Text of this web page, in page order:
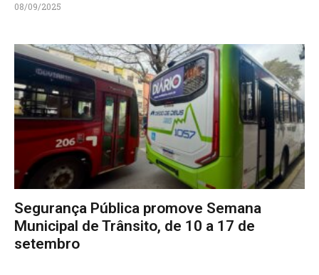
08/09/2025
Segurança Pública promove Semana
Municipal de Trânsito, de 10 a 17 de
setembro